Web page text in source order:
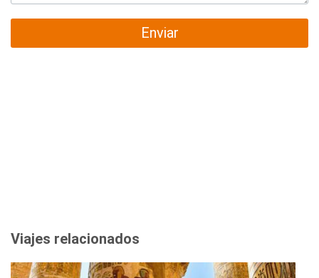
Enviar
Viajes relacionados